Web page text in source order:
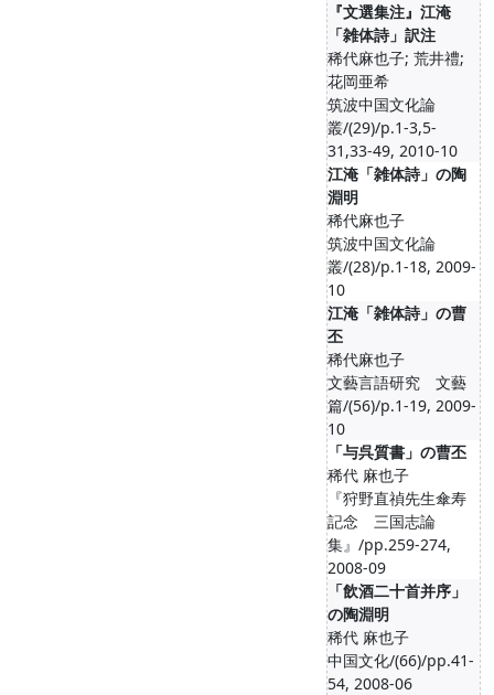
『文選集注』江淹
「雑体詩」訳注
稀代麻也子; 荒井禮;
花岡亜希
筑波中国文化論
叢/(29)/p.1-3,5-
31,33-49, 2010-10
江淹「雑体詩」の陶
淵明
稀代麻也子
筑波中国文化論
叢/(28)/p.1-18, 2009-
10
江淹「雑体詩」の曹
丕
稀代麻也子
文藝言語研究 文藝
篇/(56)/p.1-19, 2009-
10
「与呉質書」の曹丕
稀代 麻也子
『狩野直禎先生傘寿
記念 三国志論
集』/pp.259-274,
2008-09
「飲酒二十首并序」
の陶淵明
稀代 麻也子
中国文化/(66)/pp.41-
54, 2008-06